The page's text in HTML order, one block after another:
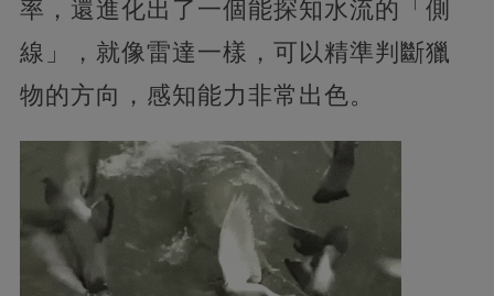
率，還進化出了一個能探知水流的「側
線」，就像雷達一樣，可以精準判斷獵
物的方向，感知能力非常出色。